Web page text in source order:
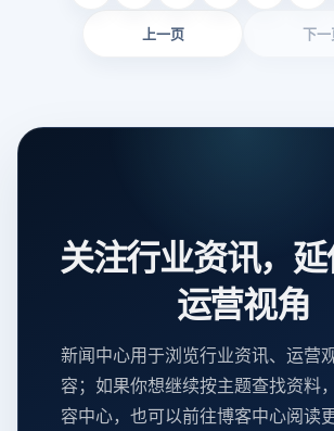
上一页 下一
关注行业资讯，
运营视角
新闻中心用于浏览行业资讯、运营
容；如果你想继续按主题查找资料
容中心，也可以前往博客中心阅读